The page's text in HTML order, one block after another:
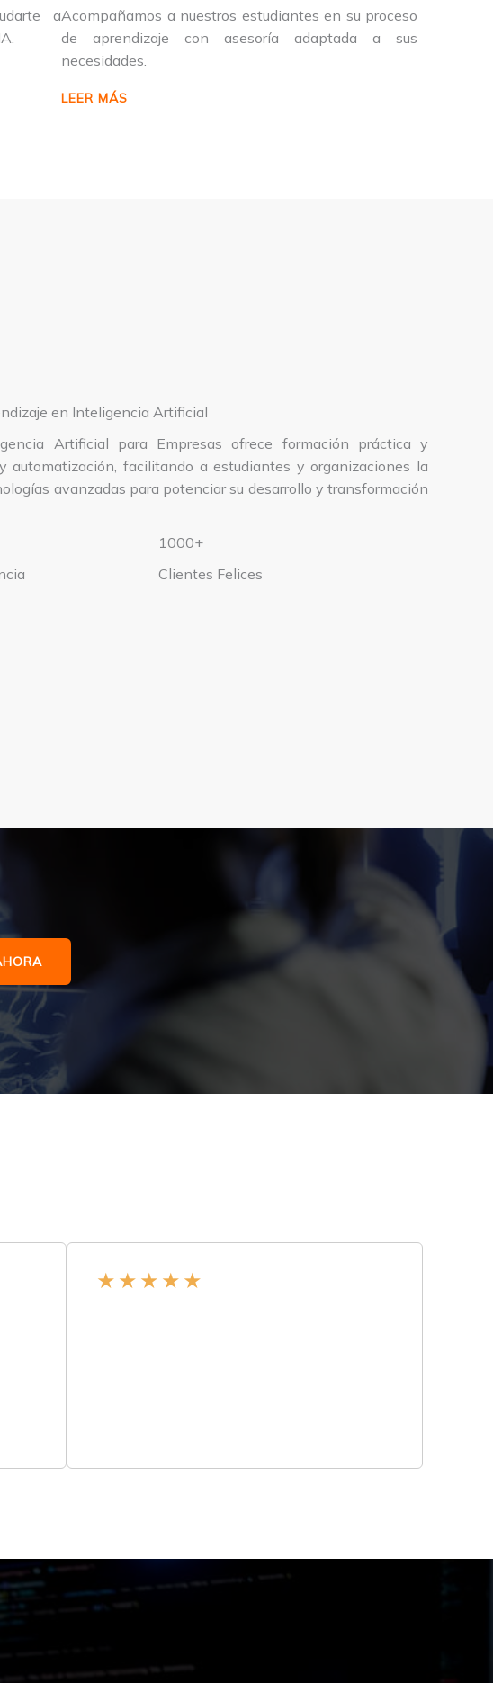
aAcompañamos a nuestros estudiantes en su proceso
de aprendizaje con asesoría adaptada a sus
necesidades.
LEER MÁS
en Inteligencia Artificial
Artificial para Empresas ofrece formación práctica y
automatización, facilitando a estudiantes y organizaciones la
avanzadas para potenciar su desarrollo y transformación
1000+
Clientes Felices
★ ★ ★ ★ ★